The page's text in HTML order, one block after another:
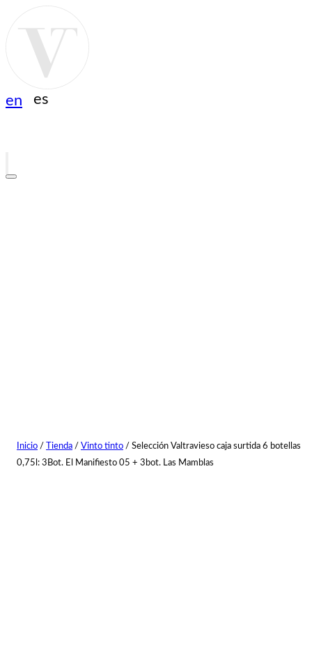
en es
Inicio / Tienda / Vinto tinto / Selección Valtravieso caja surtida 6 botellas
0,75l: 3Bot. El Manifiesto 05 + 3bot. Las Mamblas